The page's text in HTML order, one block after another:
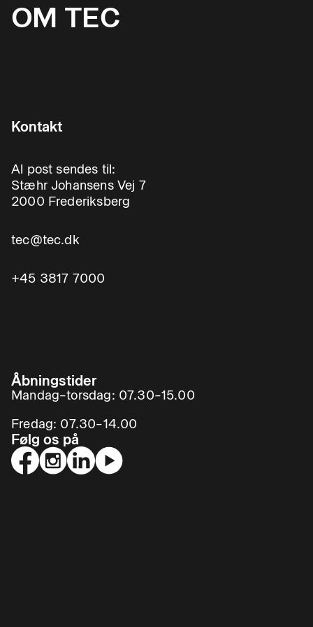
OM TEC
Kontakt
Al post sendes til:
Stæhr Johansens Vej 7
2000 Frederiksberg
tec@tec.dk
+45 3817 7000
Åbningstider
Mandag–torsdag: 07.30–15.00
Fredag: 07.30–14.00
Følg os på